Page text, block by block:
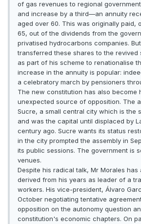
of gas revenues to regional
and increase by a third—an annuity
aged over 60. This was originally paid,
65, out of the dividends from the
privatised hydrocarbons companies.
transferred these shares to the revived
as part of his scheme to renationalise
increase in the annuity is popular:
a celebratory march by pensioners
The new constitution has also become
unexpected source of opposition. The
Sucre, a small central city which is the
and was the capital until displaced by
century ago. Sucre wants its status
in the city prompted the assembly in
its public sessions. The government is
venues.
Despite his radical talk, Mr Morales
derived from his years as leader of a
workers. His vice-president, Álvaro
October negotiating tentative
opposition on the autonomy question
constitution's economic chapters. On